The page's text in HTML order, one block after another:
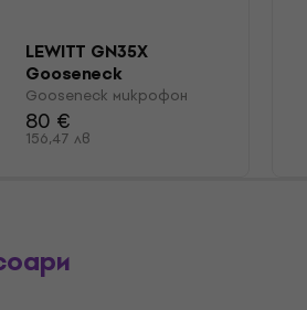
LEWITT GN35X
Gooseneck
микрофон
Gooseneck микрофон
80 €
156,47 лв